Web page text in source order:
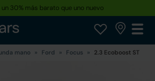
un 30% más barato que uno nuevo
mano Ford Focus 2.3 Ecoboost ST